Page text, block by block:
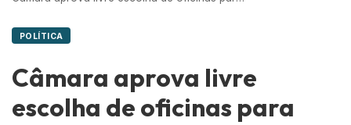
POLÍTICA
Câmara aprova livre
escolha de oficinas para